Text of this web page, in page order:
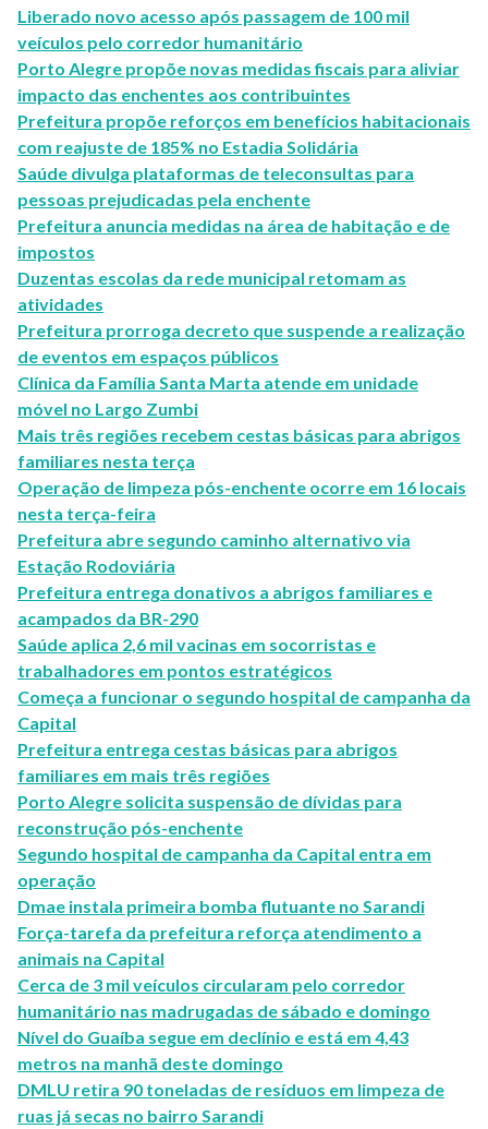
Liberado novo acesso após passagem de 100 mil
veículos pelo corredor humanitário
Porto Alegre propõe novas medidas fiscais para aliviar
impacto das enchentes aos contribuintes
Prefeitura propõe reforços em benefícios habitacionais
com reajuste de 185% no Estadia Solidária
Saúde divulga plataformas de teleconsultas para
pessoas prejudicadas pela enchente
Prefeitura anuncia medidas na área de habitação e de
impostos
Duzentas escolas da rede municipal retomam as
atividades
Prefeitura prorroga decreto que suspende a realização
de eventos em espaços públicos
Clínica da Família Santa Marta atende em unidade
móvel no Largo Zumbi
Mais três regiões recebem cestas básicas para abrigos
familiares nesta terça
Operação de limpeza pós-enchente ocorre em 16 locais
nesta terça-feira
Prefeitura abre segundo caminho alternativo via
Estação Rodoviária
Prefeitura entrega donativos a abrigos familiares e
acampados da BR-290
Saúde aplica 2,6 mil vacinas em socorristas e
trabalhadores em pontos estratégicos
Começa a funcionar o segundo hospital de campanha da
Capital
Prefeitura entrega cestas básicas para abrigos
familiares em mais três regiões
Porto Alegre solicita suspensão de dívidas para
reconstrução pós-enchente
Segundo hospital de campanha da Capital entra em
operação
Dmae instala primeira bomba flutuante no Sarandi
Força-tarefa da prefeitura reforça atendimento a
animais na Capital
Cerca de 3 mil veículos circularam pelo corredor
humanitário nas madrugadas de sábado e domingo
Nível do Guaíba segue em declínio e está em 4,43
metros na manhã deste domingo
DMLU retira 90 toneladas de resíduos em limpeza de
ruas já secas no bairro Sarandi